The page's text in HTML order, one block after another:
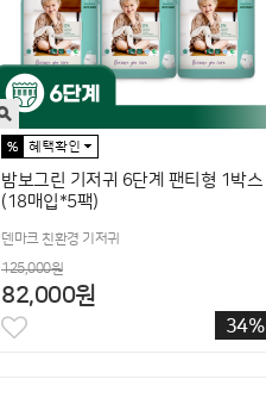
밤보그린 기저귀 6단계 팬티형 1박스
(18매입*5팩)
덴마크 친환경 기저귀
125,000원
82,000원
34%